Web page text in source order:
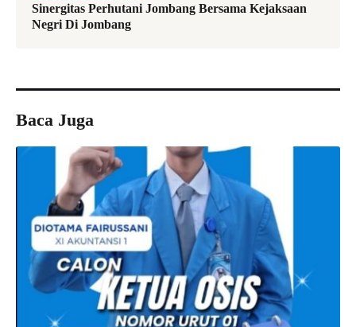
Sinergitas Perhutani Jombang Bersama Kejaksaan
Negri Di Jombang
Baca Juga